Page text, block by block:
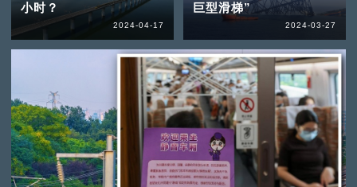
小时？
2024-04-17
巨型滑梯”
2024-03-27